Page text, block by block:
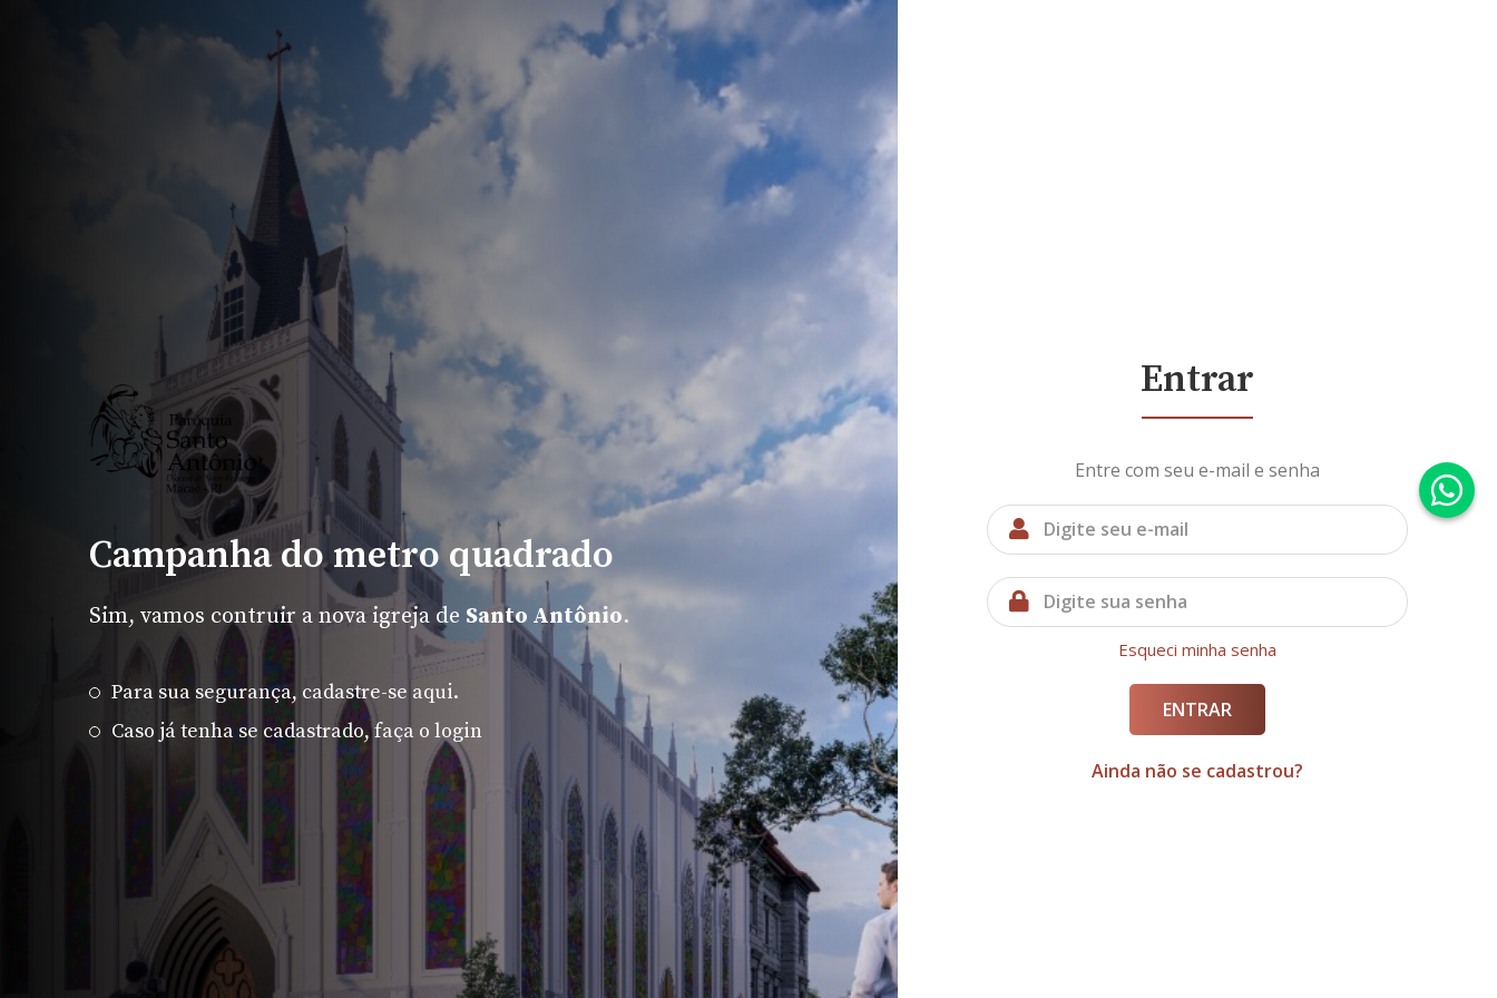
Campanha do metro quadrado
Sim, vamos contruir a nova igreja de Santo Antônio.
Para sua segurança, cadastre-se aqui.
Caso já tenha se cadastrado, faça o login
Entrar
Entre com seu e-mail e senha
Esqueci minha senha
ENTRAR
Ainda não se cadastrou?